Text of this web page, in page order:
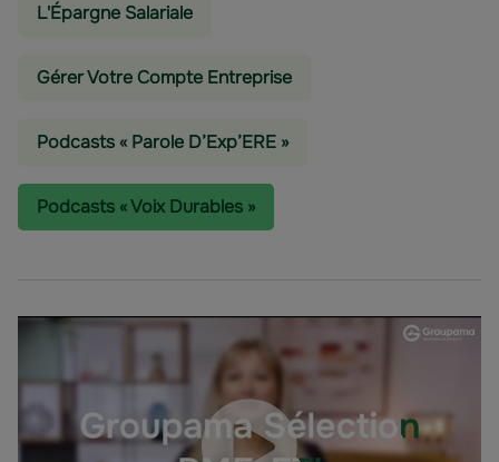
L'épargne Salariale
Gérer Votre Compte Entreprise
Podcasts « Parole D’Exp’ERE »
Podcasts « Voix Durables »